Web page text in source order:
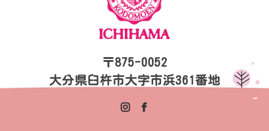
〒875-0052
大分県臼杵市大字市浜361番地